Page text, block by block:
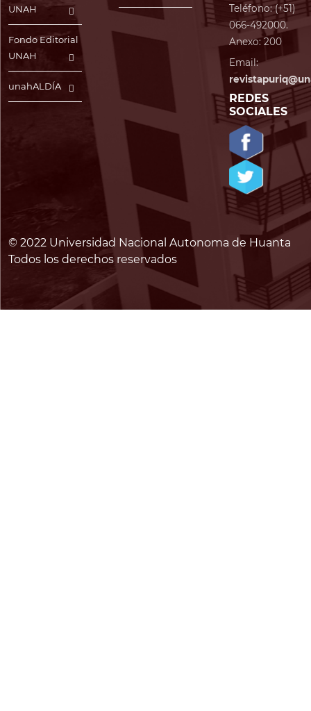
UNAH
Fondo Editorial
UNAH
unahALDÍA
Teléfono: (+51)
066-492000.
Anexo: 200
Email:
REDES
SOCIALES
© 2022 Universidad Nacional Autonoma de Huanta
Todos los derechos reservados